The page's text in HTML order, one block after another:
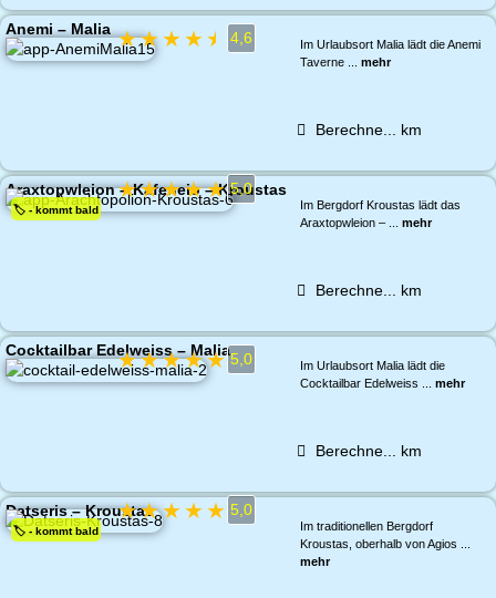
Anemi – Malia ★★★★★ 4,6
Im Urlaubsort Malia lädt die Anemi
Taverne ... mehr
Berechne... km
Araxtopwleion – Kafeneio – Kroustas
🏷️ - kommt bald
★★★★★ 5,0
Im Bergdorf Kroustas lädt das
Araxtopwleion – ... mehr
Berechne... km
Cocktailbar Edelweiss – Malia
★★★★★ 5,0
Im Urlaubsort Malia lädt die
Cocktailbar Edelweiss ... mehr
Berechne... km
Datseris – Kroustas
🏷️ - kommt bald
★★★★★ 5,0
Im traditionellen Bergdorf
Kroustas, oberhalb von Agios ...
mehr